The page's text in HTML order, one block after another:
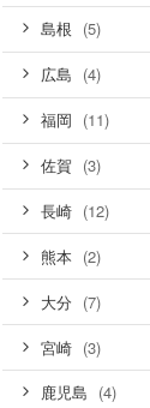
島根 (5)
広島 (4)
福岡 (11)
佐賀 (3)
長崎 (12)
熊本 (2)
大分 (7)
宮崎 (3)
鹿児島 (4)